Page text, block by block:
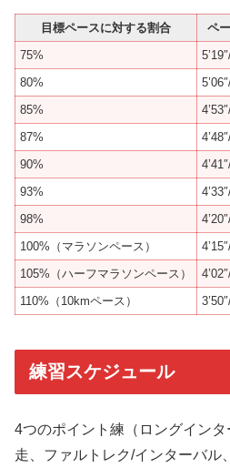
目標ペースに対する割合
ペ
75%
80%
85%
87%
90%
93%
98%
100%（マラソンペース）
105%（ハーフマラソンペース）
110%（10kmペース）
練習スケジュール
4つのポイント練（ロングイン
走、ファルトレク/インターバル